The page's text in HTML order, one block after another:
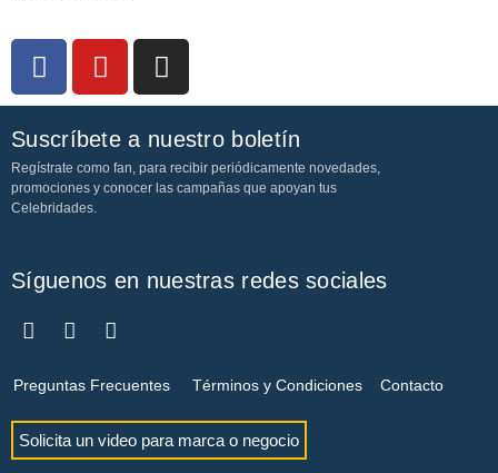
Suscríbete a nuestro boletín
Regístrate como fan, para recibir periódicamente novedades,
promociones y conocer las campañas que apoyan tus
Celebridades.
Síguenos en nuestras redes sociales
Preguntas Frecuentes Términos y Condiciones Contacto
Solicita un video para marca o negocio